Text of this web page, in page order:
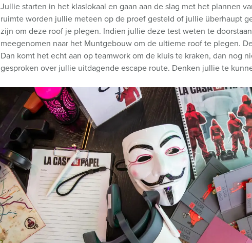
Jullie starten in het klaslokaal en gaan aan de slag met het plannen
ruimte worden jullie meteen op de proef gesteld of jullie überhaupt
zijn om deze roof je plegen. Indien jullie deze test weten te
meegenomen naar het Muntgebouw om de ultieme roof te plegen.
Dan komt het echt aan op teamwork om de kluis te kraken, dan nog
gesproken over jullie uitdagende escape route. Denken jullie te